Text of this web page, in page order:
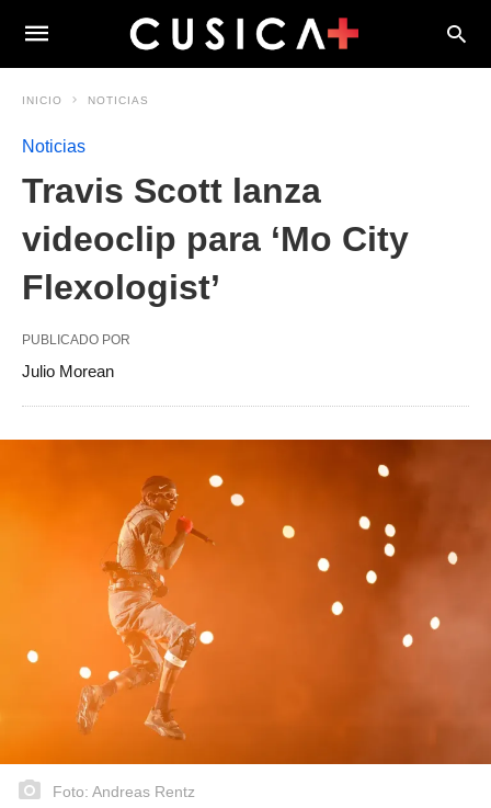
INICIO NOTICIAS
Noticias
Travis Scott lanza
videoclip para ‘Mo City
Flexologist’
PUBLICADO POR
Julio Morean
Foto: Andreas Rentz